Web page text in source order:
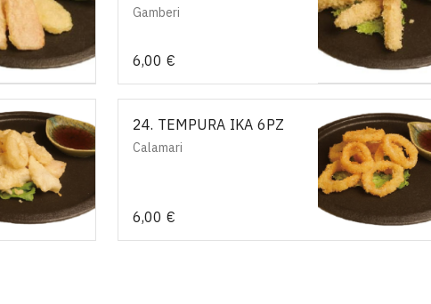
Gamberi
6,00 €
24. TEMPURA IKA 6PZ
Calamari
6,00 €